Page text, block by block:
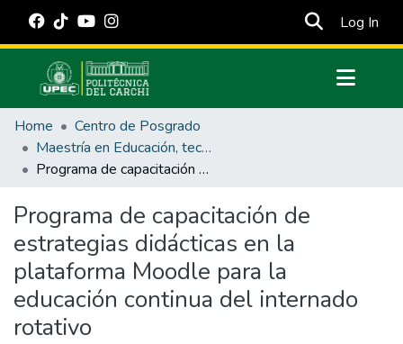
Log In
Communities & Collections
All of DSpace
Statistics
Estadísticas Externas
Manuales
Home
Centro de Posgrado
Maestría en Educación, tecnología e innovación.
Programa de capacitación de estrategias didácticas en la plataforma Moodle para la educación continua del internado rotativo
Programa de capacitación de
estrategias didácticas en la
plataforma Moodle para la
educación continua del internado
rotativo